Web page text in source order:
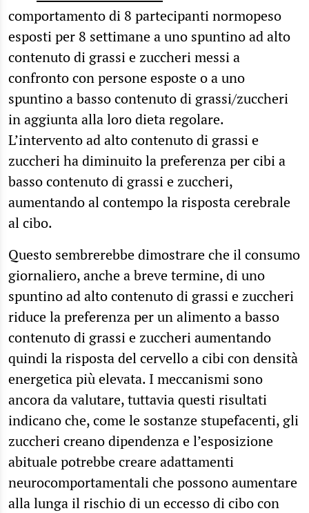
comportamento di 8 partecipanti normopeso
esposti per 8 settimane a uno spuntino ad alto
contenuto di grassi e zuccheri messi a
confronto con persone esposte o a uno
spuntino a basso contenuto di grassi/zuccheri
in aggiunta alla loro dieta regolare.
L’intervento ad alto contenuto di grassi e
zuccheri ha diminuito la preferenza per cibi a
basso contenuto di grassi e zuccheri,
aumentando al contempo la risposta cerebrale
al cibo.
Questo sembrerebbe dimostrare che il consumo
giornaliero, anche a breve termine, di uno
spuntino ad alto contenuto di grassi e zuccheri
riduce la preferenza per un alimento a basso
contenuto di grassi e zuccheri aumentando
quindi la risposta del cervello a cibi con densità
energetica più elevata. I meccanismi sono
ancora da valutare, tuttavia questi risultati
indicano che, come le sostanze stupefacenti, gli
zuccheri creano dipendenza e l’esposizione
abituale potrebbe creare adattamenti
neurocomportamentali che possono aumentare
alla lunga il rischio di un eccesso di cibo con